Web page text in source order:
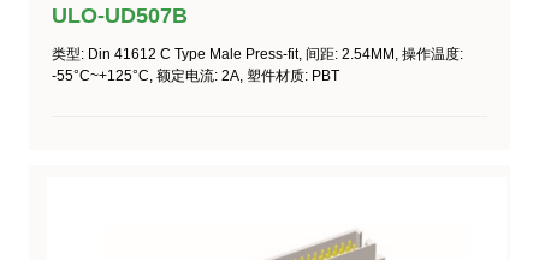
ULO-UD507B
类型: Din 41612 C Type Male Press-fit, 间距: 2.54MM, 操作温度:
-55°C~+125°C, 额定电流: 2A, 塑件材质: PBT